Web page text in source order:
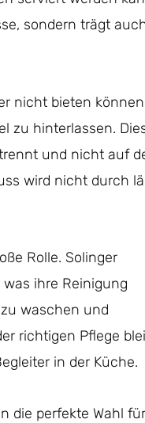
sondern trägt
nicht bieten
zu hinterlassen.
und nicht auf
wird nicht durch
Rolle. Solinger
ihre Reinigung
waschen und
richtigen Pflege
in der Küche.
die perfekte Wahl